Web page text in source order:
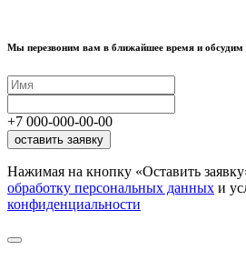
Мы перезвоним вам в ближайшее время и обсудим
+7 000-000-00-00
оставить заявку
Нажимая на кнопку «Оставить
обработку персональных данных и
конфиденциальности